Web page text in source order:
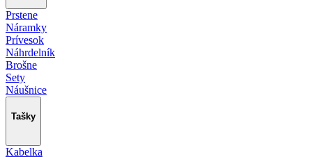
Prstene
Náramky
Prívesok
Náhrdelník
Brošne
Sety
Náušnice
Tašky
Kabelka